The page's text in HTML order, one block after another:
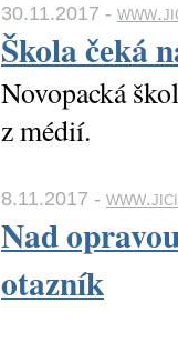
30.11.2017 -
Škola čeká
Novopacká
z médií.
8.11.2017 -
Nad
otazník